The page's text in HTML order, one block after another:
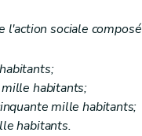
l'action sociale composé
habitants;
mille habitants;
habitants.